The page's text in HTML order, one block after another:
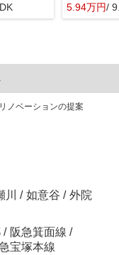
5.94万円/
ノベーションの提案
川 / 如意谷 / 外院
/ 阪急箕面線 /
宝塚本線